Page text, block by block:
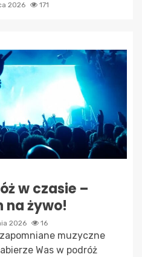
2026 171
w czasie –
żywo!
2026 16
muzyczne
Was w podróż